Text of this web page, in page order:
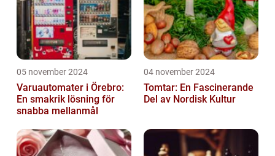
05 november 2024
Varuautomater i Örebro:
En smakrik lösning för
snabba mellanmål
04 november 2024
Tomtar: En Fascinerande
Del av Nordisk Kultur